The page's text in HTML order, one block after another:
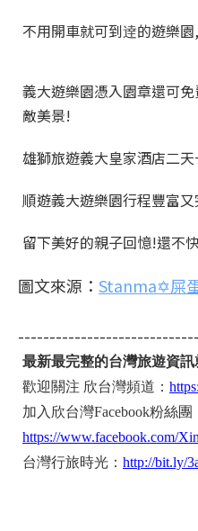
不用開車就可到逹的遊樂
義大遊樂園憑入園章還可
敵美景!
雄獅旅遊義大皇家酒店二
順遊義大遊樂園行程豐富
留下美好的親子回憶!還不
圖文來源： Stanma✡屎
最新最完整的台灣旅遊資訊
歡迎關注 欣台灣頻道：
加入欣台灣Facebook粉絲團
https://www.facebook.com/
台灣行旅時光： http://bit.ly/